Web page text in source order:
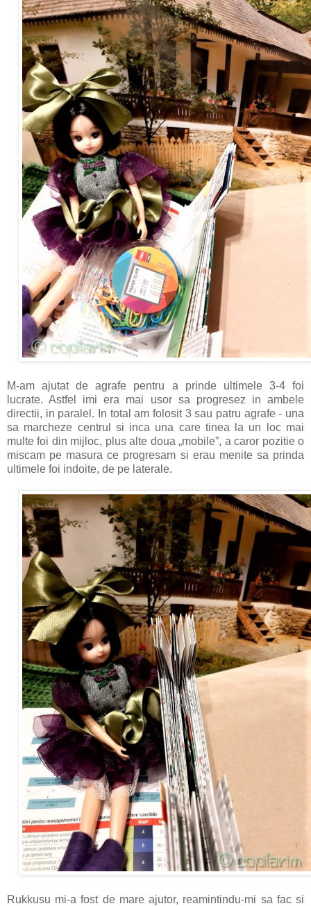
M-am ajutat de agrafe pentru a prinde ultimele 3-4 foi
lucrate. Astfel imi era mai usor sa progresez in ambele
directii, in paralel. In total am folosit 3 sau patru agrafe - una
sa marcheze centrul si inca una care tinea la un loc mai
multe foi din mijloc, plus alte doua „mobile”, a caror pozitie o
miscam pe masura ce progresam si erau menite sa prinda
ultimele foi indoite, de pe laterale.
Rukkusu mi-a fost de mare ajutor, reamintindu-mi sa fac si